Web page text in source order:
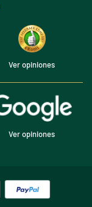
Ver opiniones
Ver opiniones